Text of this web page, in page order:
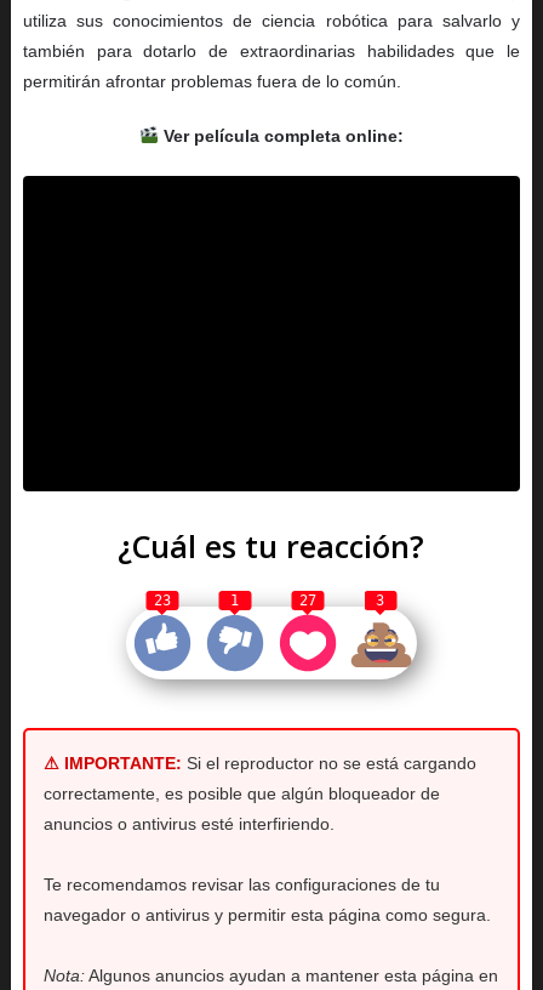
utiliza sus conocimientos de ciencia robótica para salvarlo y
también para dotarlo de extraordinarias habilidades que le
permitirán afrontar problemas fuera de lo común.
Ver película completa online:
¿Cuál es tu reacción?
23 1 27 3
⚠ IMPORTANTE: Si el reproductor no se está cargando
correctamente, es posible que algún bloqueador de
anuncios o antivirus esté interfiriendo.
Te recomendamos revisar las configuraciones de tu
navegador o antivirus y permitir esta página como segura.
Nota:Algunos anuncios ayudan a mantener esta página en